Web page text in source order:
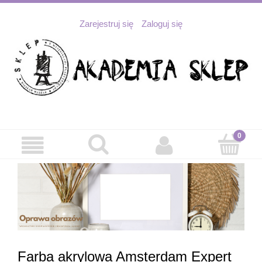
Zarejestruj się Zaloguj się
Farba akrylowa Amsterdam Expert